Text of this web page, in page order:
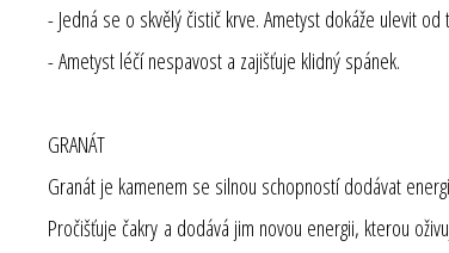
- Jedná se o skvělý čistič krve. Ametyst dokáže ulevit
- Ametyst léčí nespavost a zajišťuje klidný spánek.
GRANÁT
Granát je kamenem se silnou schopností dodávat
Pročišťuje čakry a dodává jim novou energii, kterou